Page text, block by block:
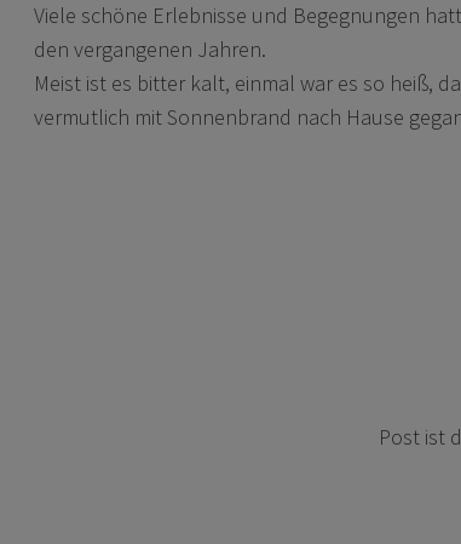
Viele schöne Erlebnisse und Begegnungen
den vergangenen Jahren.
Meist ist es bitter kalt, einmal war es so heiß,
vermutlich mit Sonnenbrand nach Hause
Post ist